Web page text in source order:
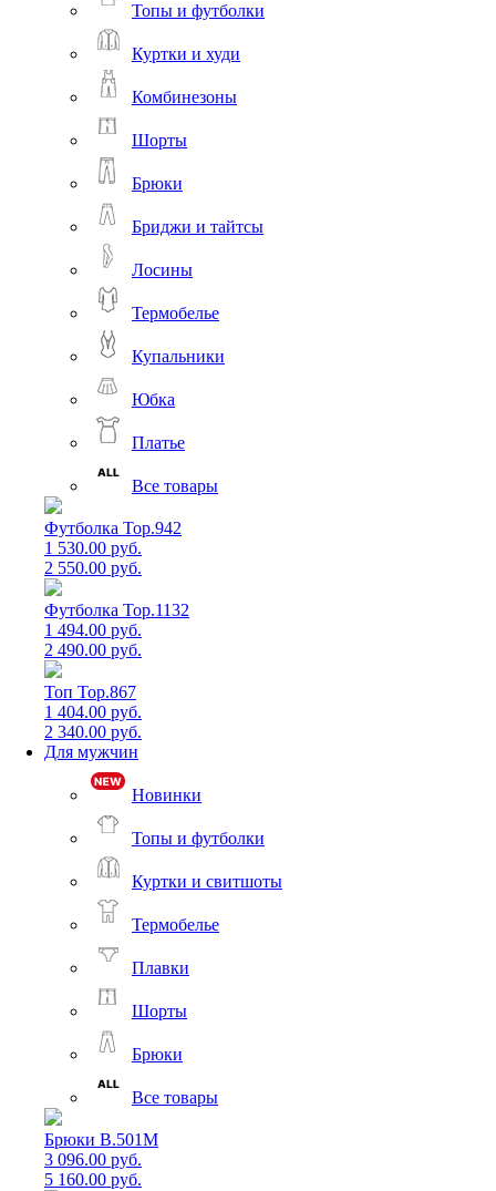
Топы и футболки
Куртки и худи
Комбинезоны
Шорты
Брюки
Бриджи и тайтсы
Лосины
Термобелье
Купальники
Юбка
Платье
Все товары
Футболка Top.942
1 530.00 руб.
2 550.00 руб.
Футболка Top.1132
1 494.00 руб.
2 490.00 руб.
Топ Top.867
1 404.00 руб.
2 340.00 руб.
Для мужчин
Новинки
Топы и футболки
Куртки и свитшоты
Термобелье
Плавки
Шорты
Брюки
Все товары
Брюки B.501M
3 096.00 руб.
5 160.00 руб.